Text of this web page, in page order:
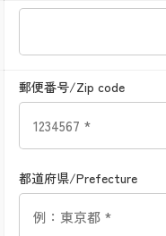
郵便番号/Zip code
都道府県/Prefecture